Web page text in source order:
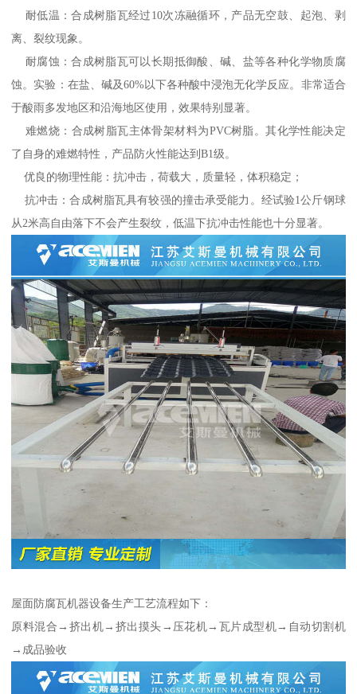
耐低温：合成树脂瓦经过10次冻融循环，产品无空鼓、起泡、剥
离、裂纹现象。
耐腐蚀：合成树脂瓦可以长期抵御酸、碱、盐等各种化学物质腐
蚀。实验：在盐、碱及60%以下各种酸中浸泡无化学反应。非常适合
于酸雨多发地区和沿海地区使用，效果特别显著。
难燃烧：合成树脂瓦主体骨架材料为PVC树脂。其化学性能决定
了自身的难燃特性，产品防火性能达到B1级。
优良的物理性能：抗冲击，荷载大，质量轻，体积稳定；
抗冲击：合成树脂瓦具有较强的撞击承受能力。经试验1公斤钢球
从2米高自由落下不会产生裂纹，低温下抗冲击性能也十分显著。
屋面防腐瓦机器设备生产工艺流程如下：
原料混合→挤出机→挤出摸头→压花机→瓦片成型机→自动切割机
→成品验收